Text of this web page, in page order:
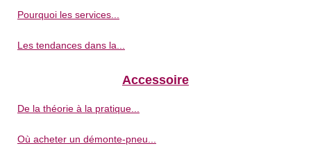
Pourquoi les services...
Les tendances dans la...
Accessoire
De la théorie à la pratique...
Où acheter un démonte-pneu...